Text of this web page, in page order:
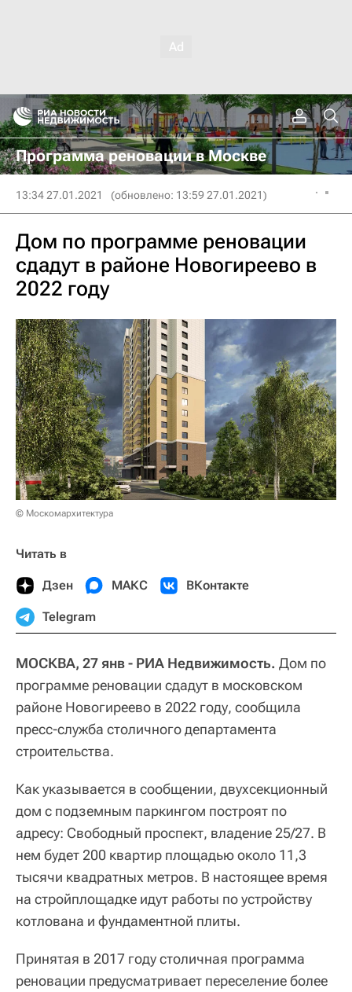
Программа реновации в Москве
13:34 27.01.2021 (обновлено: 13:59 27.01.2021)
Дом по программе реновации
сдадут в районе Новогиреево в
2022 году
© Москомархитектура
Читать в
Дзен МАКС ВКонтакте
Telegram
МОСКВА, 27 янв - РИА Недвижимость. Дом по
программе реновации сдадут в московском
районе Новогиреево в 2022 году, сообщила
пресс-служба столичного департамента
строительства.
Как указывается в сообщении, двухсекционный
дом с подземным паркингом построят по
адресу: Свободный проспект, владение 25/27. В
нем будет 200 квартир площадью около 11,3
тысячи квадратных метров. В настоящее время
на стройплощадке идут работы по устройству
котлована и фундаментной плиты.
Принятая в 2017 году столичная программа
реновации предусматривает переселение более